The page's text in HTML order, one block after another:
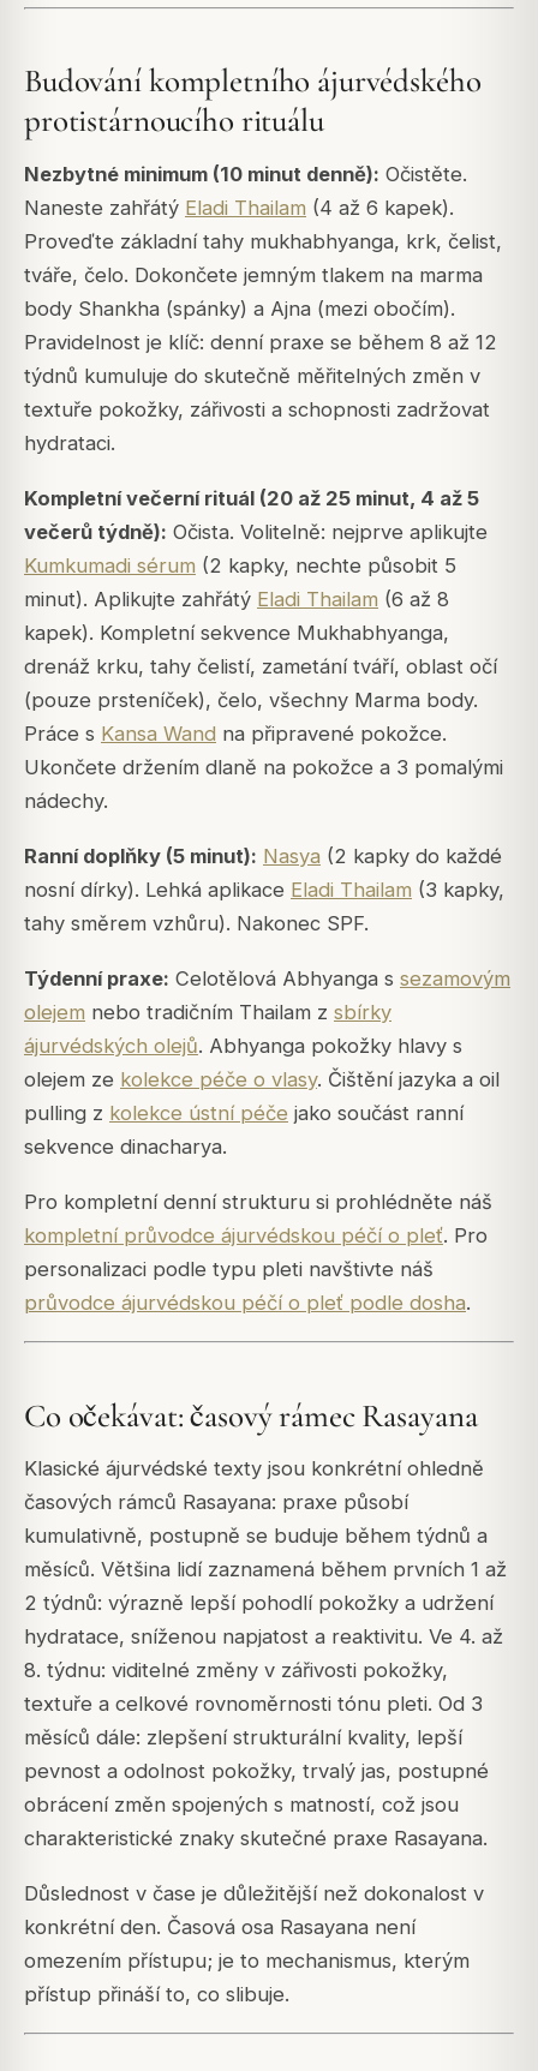
Budování kompletního ájurvédského
protistárnoucího rituálu
Nezbytné minimum (10 minut denně): Očistěte.
Naneste zahřátý Eladi Thailam (4 až 6 kapek).
Proveďte základní tahy mukhabhyanga, krk, čelist,
tváře, čelo. Dokončete jemným tlakem na marma
body Shankha (spánky) a Ajna (mezi obočím).
Pravidelnost je klíč: denní praxe se během 8 až 12
týdnů kumuluje do skutečně měřitelných změn v
textuře pokožky, zářivosti a schopnosti zadržovat
hydrataci.
Kompletní večerní rituál (20 až 25 minut, 4 až 5
večerů týdně): Očista. Volitelně: nejprve aplikujte
Kumkumadi sérum (2 kapky, nechte působit 5
minut). Aplikujte zahřátý Eladi Thailam (6 až 8
kapek). Kompletní sekvence Mukhabhyanga,
drenáž krku, tahy čelistí, zametání tváří, oblast očí
(pouze prsteníček), čelo, všechny Marma body.
Práce s Kansa Wand na připravené pokožce.
Ukončete držením dlaně na pokožce a 3 pomalými
nádechy.
Ranní doplňky (5 minut): Nasya (2 kapky do každé
nosní dírky). Lehká aplikace Eladi Thailam (3 kapky,
tahy směrem vzhůru). Nakonec SPF.
Týdenní praxe: Celotělová Abhyanga s sezamovým
olejem nebo tradičním Thailam z sbírky
ájurvédských olejů. Abhyanga pokožky hlavy s
olejem ze kolekce péče o vlasy. Čištění jazyka a oil
pulling z kolekce ústní péče jako součást ranní
sekvence dinacharya.
Pro kompletní denní strukturu si prohlédněte náš
kompletní průvodce ájurvédskou péčí o pleť. Pro
personalizaci podle typu pleti navštivte náš
průvodce ájurvédskou péčí o pleť podle dosha.
Co očekávat: časový rámec Rasayana
Klasické ájurvédské texty jsou konkrétní ohledně
časových rámců Rasayana: praxe působí
kumulativně, postupně se buduje během týdnů a
měsíců. Většina lidí zaznamená během prvních 1 až
2 týdnů: výrazně lepší pohodlí pokožky a udržení
hydratace, sníženou napjatost a reaktivitu. Ve 4. až
8. týdnu: viditelné změny v zářivosti pokožky,
textuře a celkové rovnoměrnosti tónu pleti. Od 3
měsíců dále: zlepšení strukturální kvality, lepší
pevnost a odolnost pokožky, trvalý jas, postupné
obrácení změn spojených s matností, což jsou
charakteristické znaky skutečné praxe Rasayana.
Důslednost v čase je důležitější než dokonalost v
konkrétní den. Časová osa Rasayana není
omezením přístupu; je to mechanismus, kterým
přístup přináší to, co slibuje.